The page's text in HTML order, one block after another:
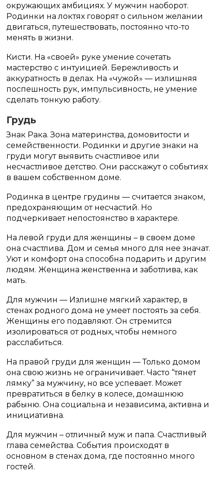
окружающих амбициях. У мужчин наоборот.
Родинки на локтях говорят о сильном желании
двигаться, путешествовать, постоянно что-то
менять в жизни.
Кисти. На «своей» руке умение сочетать
мастерство с интуицией. Бережливость и
аккуратность в делах. На «чужой» — излишняя
поспешность рук, импульсивность, не умение
сделать тонкую работу.
Грудь
Знак Рака. Зона материнства, домовитости и
семейственности. Родинки и другие знаки на
груди могут выявить счастливое или
несчастливое детство. Они расскажут о событиях
в вашем собственном доме.
Родинка в центре грудины — считается знаком,
предохраняющим от несчастий. Но
подчеркивает непостоянство в характере.
На левой груди для женщины – в своем доме
она счастлива. Дом и семья много для нее значат.
Уют и комфорт она способна подарить и другим
людям. Женщина женственна и заботлива, как
мать.
Для мужчин — Излишне мягкий характер, в
стенах родного дома не умеет постоять за себя.
Женщины его подавляют. Он стремится
изолироваться от родных, чтобы немного
расслабиться.
На правой груди для женщин — Только домом
она свою жизнь не ограничивает. Часто “тянет
лямку” за мужчину, но все успевает. Может
превратиться в белку в колесе, домашнюю
рабыню. Она социальна и независима, активна и
инициативна.
Для мужчин – отличный муж и папа. Счастливый
глава семейства. События происходят в
основном в стенах дома, где постоянно много
гостей.